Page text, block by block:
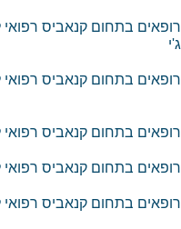
רופאים בתחום קנאביס רפואי
ג'י
רופאים בתחום קנאביס
רופאים בתחום קנאביס
רופאים בתחום קנאביס
רופאים בתחום קנאביס